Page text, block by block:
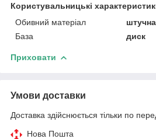
Користувальницькі
Обивний матеріал
База
диск
Приховати
Умови доставки
Доставка здійснюється тільки по
Нова Пошта